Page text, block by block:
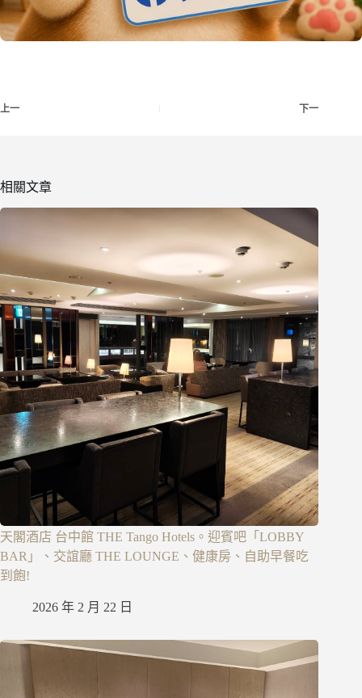
上一 下一
相關文章
天閣酒店 台中館 THE Tango Hotels。迎賓吧「LOBBY
BAR」、交誼廳 THE LOUNGE、健康房、自助早餐吃
到飽!
2026 年 2 月 22 日